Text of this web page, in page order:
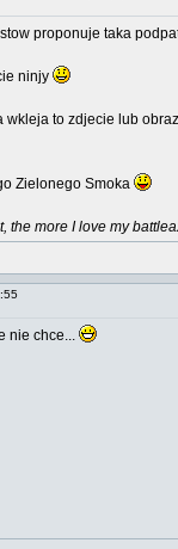
proponuje taka
ninjy
wkleja to zdjecie lub
Zielonego Smoka
the more I love my
nie chce...